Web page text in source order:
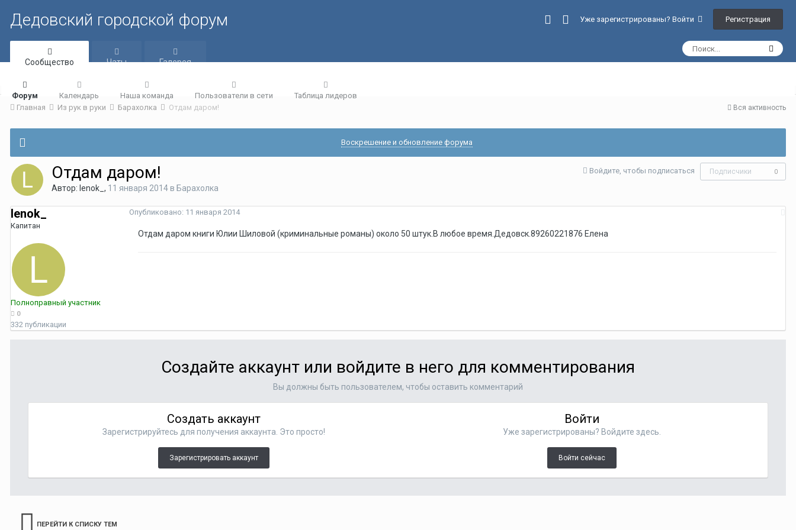
Дедовский городской форум Уже зарегистрированы? Войти Регистрация
Сообщество
Форум Календарь Наша команда Пользователи в сети Таблица лидеров
Чаты Галерея
Вся активность
Главная Из рук в руки Барахолка Отдам даром!
Воскрешение и обновление форума
Войдите, чтобы подписаться Подписчики 0
Отдам даром!
Автор: lenok_ , 11 января 2014в Барахолка
lenok_
Капитан
Полноправный участник
0
332 публикации
Опубликовано: 11 января 2014
Отдам даром книги Юлии Шиловой (криминальные романы) около 50 штук.В любое время.Дедовск.89260221876 Елена
Создайте аккаунт или войдите в него для комментирования
Вы должны быть пользователем, чтобы оставить комментарий
Создать аккаунт
Зарегистрируйтесь для получения аккаунта. Это просто!
Зарегистрировать аккаунт
Войти
Уже зарегистрированы? Войдите здесь.
Войти сейчас
ПЕРЕЙТИ К СПИСКУ ТЕМ